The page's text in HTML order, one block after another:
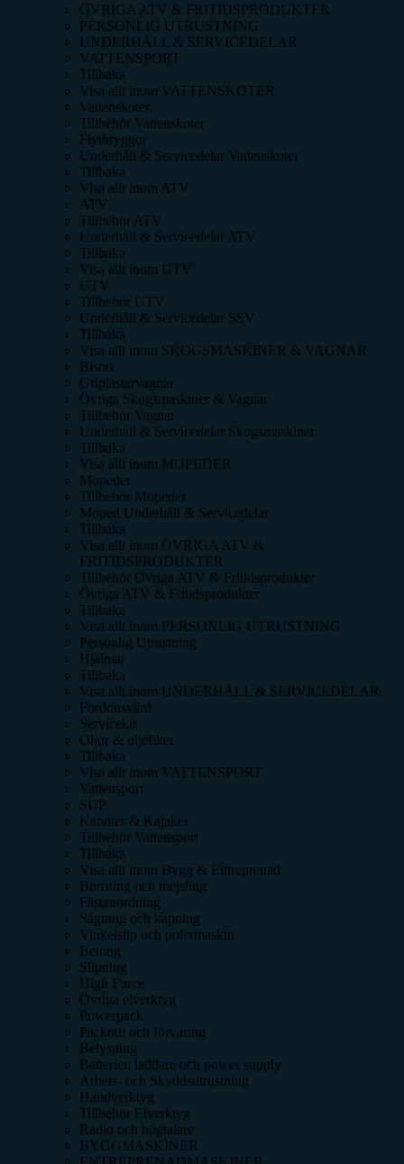
ÖVRIGA ATV & FRITIDSPRODUKTER
PERSONLIG UTRUSTNING
UNDERHÅLL & SERVICEDELAR
VATTENSPORT
Tillbaka
Visa allt inom VATTENSKOTER
Vattenskoter
Tillbehör Vattenskoter
Flytbryggor
Underhåll & Servicedelar Vattenskoter
Tillbaka
Visa allt inom ATV
ATV
Tillbehör ATV
Underhåll & Servicedelar ATV
Tillbaka
Visa allt inom UTV
UTV
Tillbehör UTV
Underhåll & Servicedelar SSV
Tillbaka
Visa allt inom SKOGSMASKINER & VAGNAR
Bison
Griplastarvagnar
Övriga Skogsmaskiner & Vagnar
Tillbehör Vagnar
Underhåll & Servicedelar Skogsmaskiner
Tillbaka
Visa allt inom MOPEDER
Mopeder
Tillbehör Mopeder
Moped Underhåll & Servicedelar
Tillbaka
Visa allt inom ÖVRIGA ATV &
FRITIDSPRODUKTER
Tillbehör Övriga ATV & Fritidsprodukter
Övriga ATV & Fritidsprodukter
Tillbaka
Visa allt inom PERSONLIG UTRUSTNING
Personlig Utrustning
Hjälmar
Tillbaka
Visa allt inom UNDERHÅLL & SERVICEDELAR
Fordonsvård
Servicekit
Oljor & oljefilter
Tillbaka
Visa allt inom VATTENSPORT
Vattensport
SUP
Kanoter & Kajaker
Tillbehör Vattensport
Tillbaka
Visa allt inom Bygg & Entreprenad
Borrning och mejsling
Fästanordning
Sågning och kapning
Vinkelslip och polermaskin
Betong
Slipning
High Force
Övriga elverktyg
Powerpack
Packout och förvaring
Belysning
Batterier, laddare och power supply
Arbets- och Skyddsutrustning
Handverktyg
Tillbehör Elverktyg
Radio och högtalare
BYGGMASKINER